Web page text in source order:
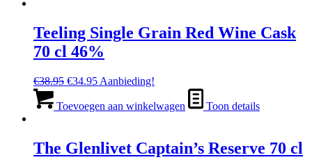
Teeling Single Grain Red Wine Cask
70 cl 46%
€38.95 Oorspronkelijke
was:
€34.95Huidige
is:
Aanbieding!
Toevoegen aan winkelwagen Toon details
The Glenlivet Captain’s Reserve 70 cl